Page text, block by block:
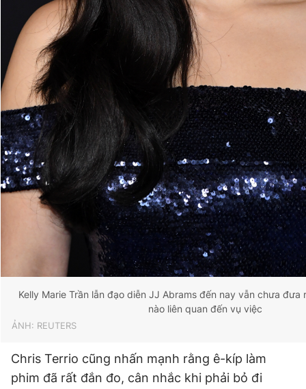
Kelly Marie Trần lẫn đạo diễn JJ Abrams đến nay vẫn chưa
nào liên quan đến vụ việc
ẢNH: REUTERS
Chris Terrio cũng nhấn mạnh rằng ê-kíp làm
phim đã rất đắn đo, cân nhắc khi phải bỏ đi